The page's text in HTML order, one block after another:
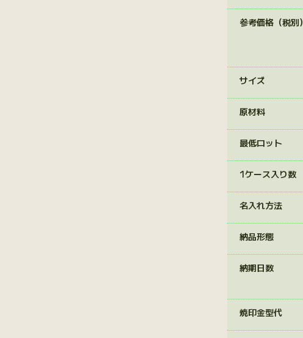
参考価格（税別）
サイズ
原材料
最低ロット
1ケース入り数
名入れ方法
納品形態
納期日数
焼印金型代